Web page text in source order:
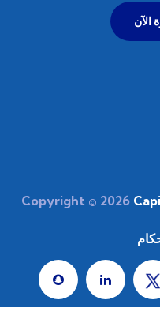
الآن
Copyright © 2026